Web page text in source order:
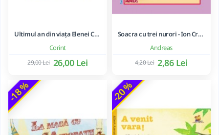
Corint
Ultimul an din viața Elenei Ceaușescu - LAVINIA BETEA
26,00 Lei
29,00 Lei
Andreas
Soacra cu trei nurori - Ion Creanga
2,86 Lei
4,20 Lei
-18 % -20 %